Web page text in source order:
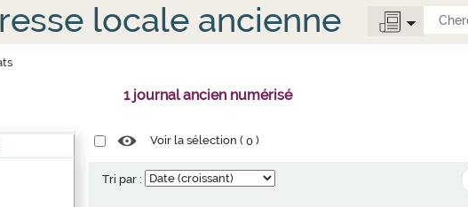
locale ancienne
1 journal ancien numérisé
Voir la sélection (0 )
Tri par :